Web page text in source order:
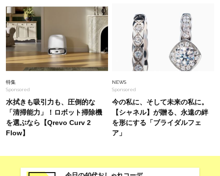
【新年こそ新調すべきはお財布！】40代オシャ
レ読者がリアルに使ってるミニウォレット＜スナ
ップ11選＞
Fashion 2026.8.5
40代の”ワイドパンツコーデ”が垢抜ける！秋ま
で日常で使いたい【最旬バッグ】2選
特集
Sponsored
水拭きも吸引力も、圧倒的な
「清掃能力」！ロボット掃除機
を選ぶなら【Qrevo Curv 2
Flow】
NEWS
Sponsored
今の私に、そして未来の私に。
【シャネル】が贈る、永遠の絆
を形にする「ブライダルフェ
ア」